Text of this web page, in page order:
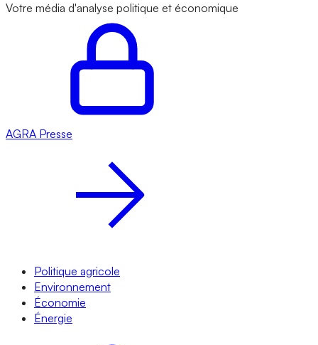
Votre média d'analyse politique et économique
AGRA Presse
Politique agricole
Environnement
Économie
Énergie